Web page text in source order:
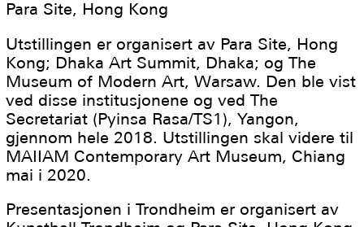
Para Site, Hong Kong
Utstillingen er organisert av Para Site, Hong
Kong; Dhaka Art Summit, Dhaka; og The
Museum of Modern Art, Warsaw. Den ble vist
ved disse institusjonene og ved The
Secretariat (Pyinsa Rasa/TS1), Yangon,
gjennom hele 2018. Utstillingen skal videre til
MAIIAM Contemporary Art Museum, Chiang
mai i 2020.
Presentasjonen i Trondheim er organisert av